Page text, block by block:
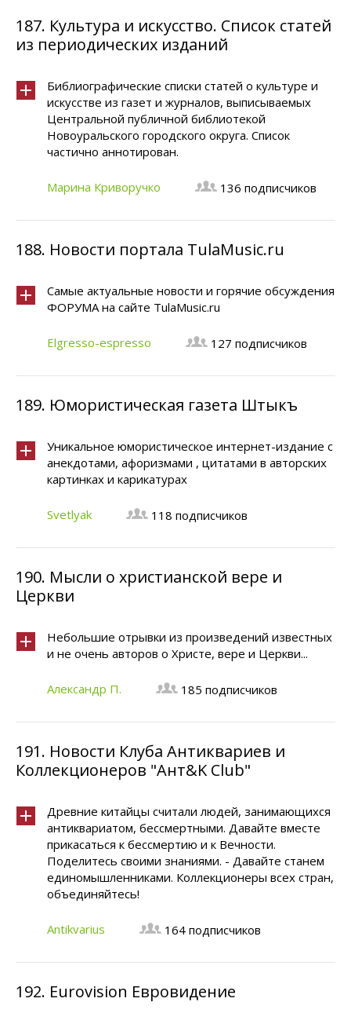
187. Культура и искусство. Список статей
из периодических изданий
Библиографические списки статей о культуре и
искусстве из газет и журналов, выписываемых
Центральной публичной библиотекой
Новоуральского городского округа. Список
частично аннотирован.
Марина Криворучко 136 подписчиков
188. Новости портала TulaMusic.ru
Самые актуальные новости и горячие обсуждения
ФОРУМА на сайте TulaMusic.ru
Elgresso-espresso 127 подписчиков
189. Юмористическая газета Штыкъ
Уникальное юмористическое интернет-издание с
анекдотами, афоризмами , цитатами в авторских
картинках и карикатурах
Svetlyak 118 подписчиков
190. Мысли о христианской вере и
Церкви
Небольшие отрывки из произведений известных
и не очень авторов о Христе, вере и Церкви...
Александр П. 185 подписчиков
191. Новости Клуба Антиквариев и
Коллекционеров "Ант&K Club"
Древние китайцы считали людей, занимающихся
антиквариатом, бессмертными. Давайте вместе
прикасаться к бессмертию и к Вечности.
Поделитесь своими знаниями. - Давайте станем
единомышленниками. Коллекционеры всех стран,
объединяйтесь!
Antikvarius 164 подписчиков
192. Eurovision Евровидение